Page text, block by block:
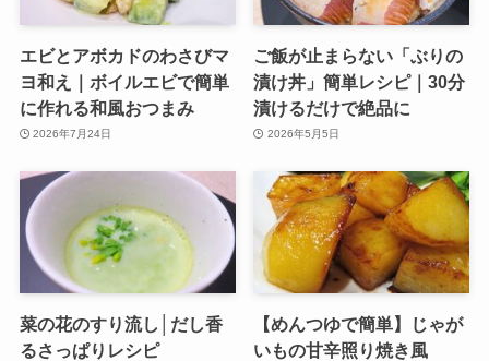
エビとアボカドのわさびマ
ヨ和え｜ボイルエビで簡単
に作れる和風おつまみ
2026年7月24日
ご飯が止まらない「ぶりの
漬け丼」簡単レシピ｜30分
漬けるだけで絶品に
2026年5月5日
菜の花のすり流し│だし香
るさっぱりレシピ
【めんつゆで簡単】じゃが
いもの甘辛照り焼き風